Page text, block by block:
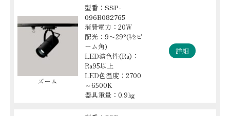
ズーム
型番：SSP-
096B082765
消費電力：20W
配光：9〜29°(½ビ
ーム角)
LED演色性(Ra)：
Ra95以上
LED色温度：2700
～6500K
器具重量：0.9㎏
詳細